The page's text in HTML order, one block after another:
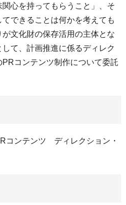
心を持ってもらうこと」、そ
できることは何かを考えても
文化財の保存活用の主体とな
て、計画推進に係るディレク
コンテンツ制作について委託
コンテンツ ディレクション・